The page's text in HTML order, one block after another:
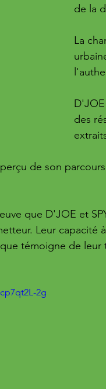
de la
La
des
de son
que D'JOE et
Leur capacité
témoigne de
2g